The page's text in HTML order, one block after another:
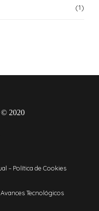
(1)
2020
– Política de Cookies
Tecnológicos